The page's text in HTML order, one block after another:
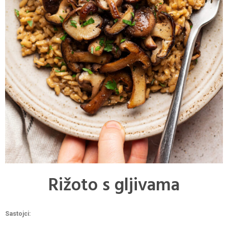
Rižoto s gljivama
Sastojci: